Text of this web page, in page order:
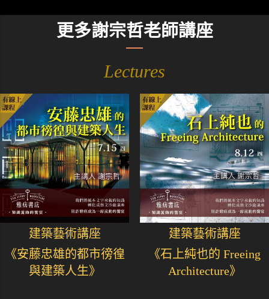
更多謝宗哲老師講座
Lectures
建築藝術講座
《安藤忠雄的都市徬徨
與建築人生》
建築藝術講座
《石上純也的 Freeing
Architecture》